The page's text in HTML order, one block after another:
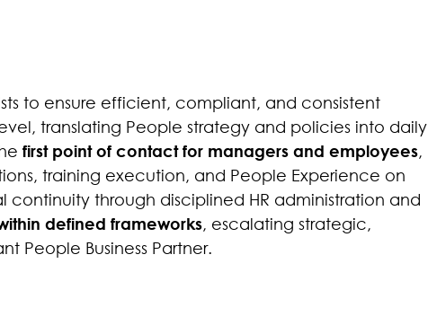
to ensure efficient, compliant, and consistent
translating People strategy and policies into daily
first point of contact for managers and employees,
training execution, and People Experience on
continuity through disciplined HR administration and
defined frameworks, escalating strategic,
People Business Partner.